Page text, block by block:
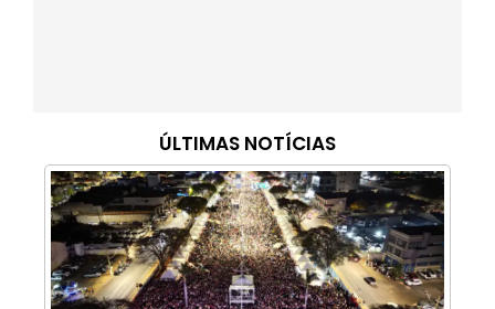
ÚLTIMAS NOTÍCIAS